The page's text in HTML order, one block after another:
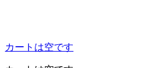
カートは空です